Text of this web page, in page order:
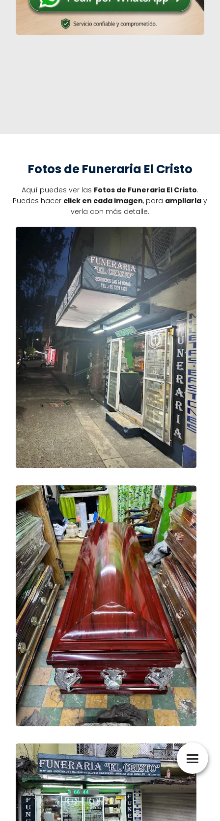
Fotos de Funeraria El Cristo
Aquí puedes ver las Fotos de Funeraria El Cristo.
Puedes hacer click en cada imagen, para ampliarla y
verla con más detalle.